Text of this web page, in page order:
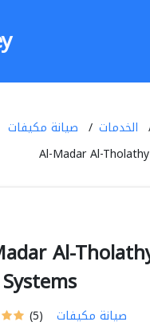
الخدمات
صيانة مكيفات
Al-Madar Al-
Al-
(5) صيانة مكيفات